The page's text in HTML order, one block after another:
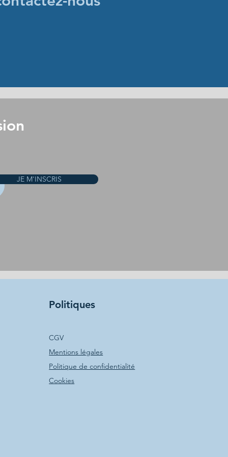
JE M'INSCRIS
Politiques
CGV
Mentions légales
Politique de confidentialité
Cookies